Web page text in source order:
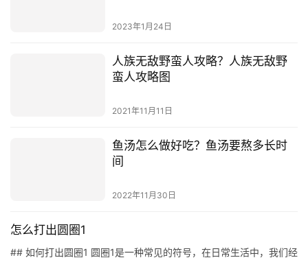
2023年1月24日
人族无敌野蛮人攻略？人族无敌野
蛮人攻略图
2021年11月11日
鱼汤怎么做好吃？鱼汤要熬多长时
间
2022年11月30日
怎么打出圆圈1
## 如何打出圆圈1 圆圈1是一种常见的符号，在日常生活中，我们经